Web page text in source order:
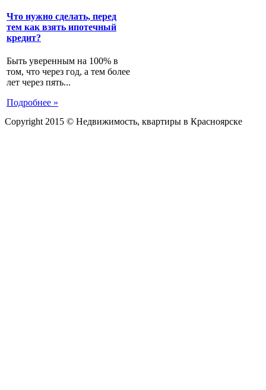
Что нужно сделать, перед
тем как взять ипотечный
кредит?
Быть уверенным на 100% в
том, что через год, а тем более
лет через пять...
Подробнее »
Copyright 2015 © Недвижимость, квартиры в Красноярске